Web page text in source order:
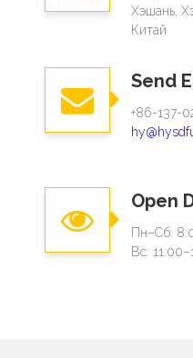
Хэшань,
Китай
Send
+86-137-
Open
Пн–Сб:
Вс: